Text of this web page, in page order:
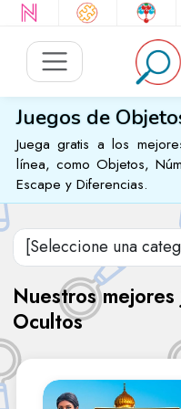
Juegos de
Juega gratis a los
línea, como Objetos,
Escape y Diferencias.
Nuestros
Ocultos